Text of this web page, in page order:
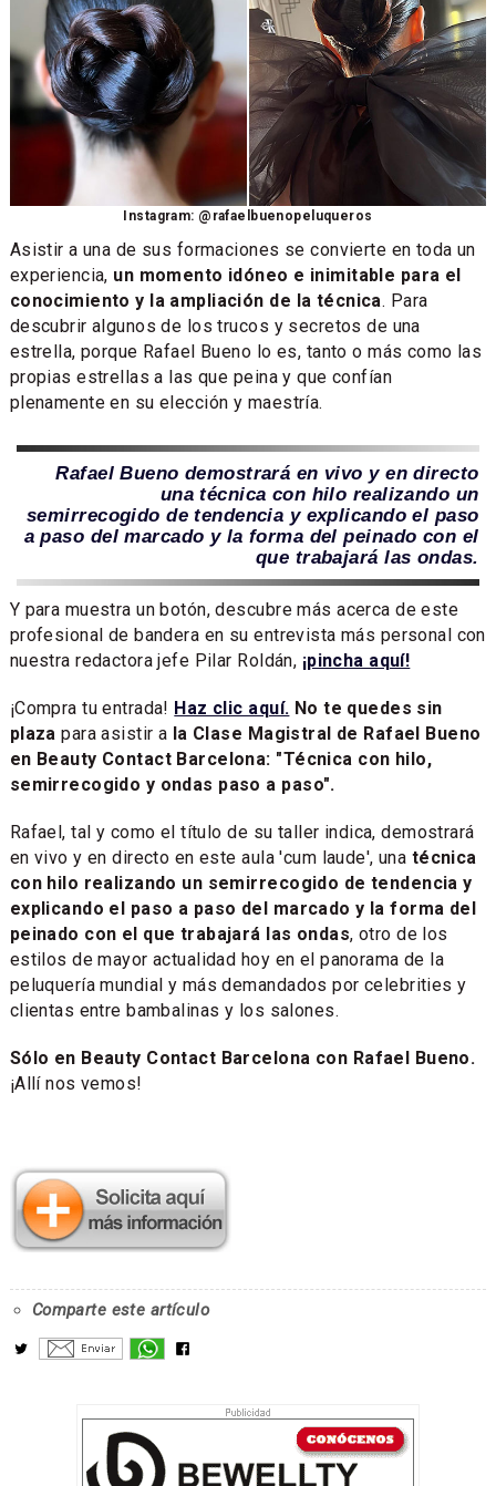
Instagram: @rafaelbuenopeluqueros
Asistir a una de sus formaciones se convierte en toda un
experiencia, un momento idóneo e inimitable para el
conocimiento y la ampliación de la técnica. Para
descubrir algunos de los trucos y secretos de una
estrella, porque Rafael Bueno lo es, tanto o más como las
propias estrellas a las que peina y que confían
plenamente en su elección y maestría.
Rafael Bueno demostrará en vivo y en directo
una técnica con hilo realizando un
semirrecogido de tendencia y explicando el paso
a paso del marcado y la forma del peinado con el
que trabajará las ondas.
Y para muestra un botón, descubre más acerca de este
profesional de bandera en su entrevista más personal con
nuestra redactora jefe Pilar Roldán, ¡pincha aquí!
¡Compra tu entrada! Haz clic aquí. No te quedes sin
plaza para asistir a la Clase Magistral de Rafael Bueno
en Beauty Contact Barcelona: "Técnica con hilo,
semirrecogido y ondas paso a paso".
Rafael, tal y como el título de su taller indica, demostrará
en vivo y en directo en este aula 'cum laude', una técnica
con hilo realizando un semirrecogido de tendencia y
explicando el paso a paso del marcado y la forma del
peinado con el que trabajará las ondas, otro de los
estilos de mayor actualidad hoy en el panorama de la
peluquería mundial y más demandados por celebrities y
clientas entre bambalinas y los salones.
Sólo en Beauty Contact Barcelona con Rafael Bueno.
¡Allí nos vemos!
Comparte este artículo